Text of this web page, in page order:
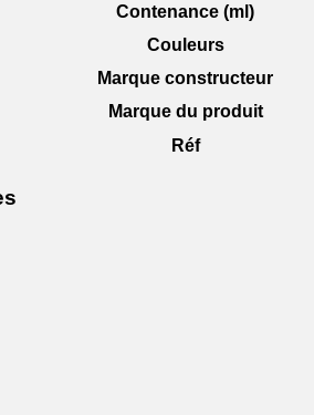
Contenance (ml)
Couleurs
Marque constructeur
Marque du produit
Réf